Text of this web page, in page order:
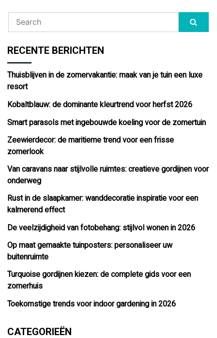
RECENTE BERICHTEN
Thuisblijven in de zomervakantie: maak van je tuin een luxe
resort
Kobaltblauw: de dominante kleurtrend voor herfst 2026
Smart parasols met ingebouwde koeling voor de zomertuin
Zeewierdecor: de maritieme trend voor een frisse
zomerlook
Van caravans naar stijlvolle ruimtes: creatieve gordijnen voor
onderweg
Rust in de slaapkamer: wanddecoratie inspiratie voor een
kalmerend effect
De veelzijdigheid van fotobehang: stijlvol wonen in 2026
Op maat gemaakte tuinposters: personaliseer uw
buitenruimte
Turquoise gordijnen kiezen: de complete gids voor een
zomerhuis
Toekomstige trends voor indoor gardening in 2026
CATEGORIEËN